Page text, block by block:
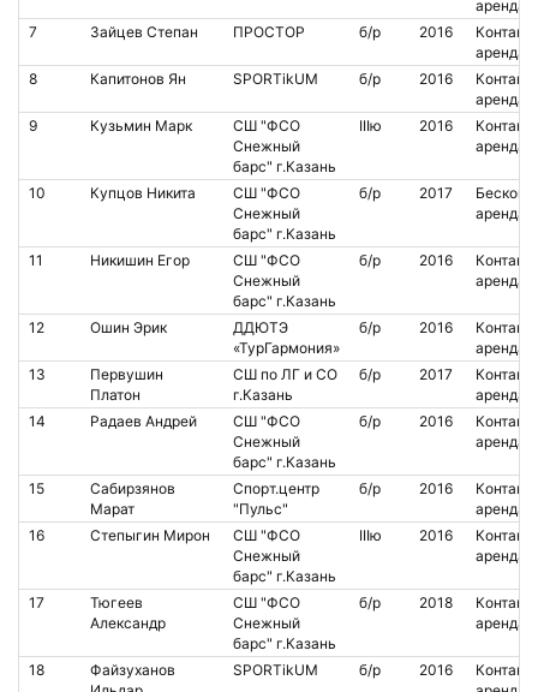
аренда
7
Зайцев Степан ПРОСТОР б/р 2016
Контакт.
аренда
8
Капитонов Ян SPORTikUM б/р 2016
Контакт.
аренда
9
Кузьмин Марк
СШ "ФСО
Снежный
барс" г.Казань
IIIю 2016
Контакт.
аренда
10 Купцов Никита
СШ "ФСО
Снежный
барс" г.Казань
б/р 2017
Бесконт.
аренда
11 Никишин Егор
СШ "ФСО
Снежный
барс" г.Казань
б/р 2016
Контакт.
аренда
12 Ошин Эрик
ДДЮТЭ
«ТурГармония»
б/р 2016
Контакт.
аренда
13
Первушин
Платон
СШ по ЛГ и СО
г.Казань
б/р 2017
Контакт.
аренда
14
Радаев Андрей
СШ "ФСО
Снежный
барс" г.Казань
б/р 2016
Контакт.
аренда
15
Сабирзянов
Марат
Cпорт.центр
"Пульс"
б/р 2016
Контакт.
аренда
16
Степыгин Мирон
СШ "ФСО
Снежный
барс" г.Казань
IIIю 2016
Контакт.
аренда
17
Тюгеев
Александр
СШ "ФСО
Снежный
барс" г.Казань
б/р 2018
Контакт.
аренда
18
Файзуханов
SPORTikUM б/р 2016
Контакт.